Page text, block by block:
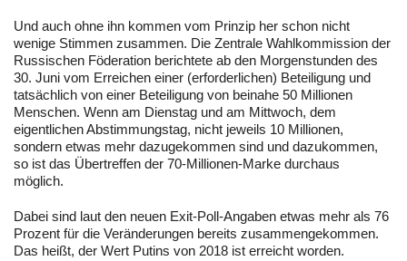
Und auch ohne ihn kommen vom Prinzip her schon nicht
wenige Stimmen zusammen. Die Zentrale Wahlkommission der
Russischen Föderation berichtete ab den Morgenstunden des
30. Juni vom Erreichen einer (erforderlichen) Beteiligung und
tatsächlich von einer Beteiligung von beinahe 50 Millionen
Menschen. Wenn am Dienstag und am Mittwoch, dem
eigentlichen Abstimmungstag, nicht jeweils 10 Millionen,
sondern etwas mehr dazugekommen sind und dazukommen,
so ist das Übertreffen der 70-Millionen-Marke durchaus
möglich.
Dabei sind laut den neuen Exit-Poll-Angaben etwas mehr als 76
Prozent für die Veränderungen bereits zusammengekommen.
Das heißt, der Wert Putins von 2018 ist erreicht worden.